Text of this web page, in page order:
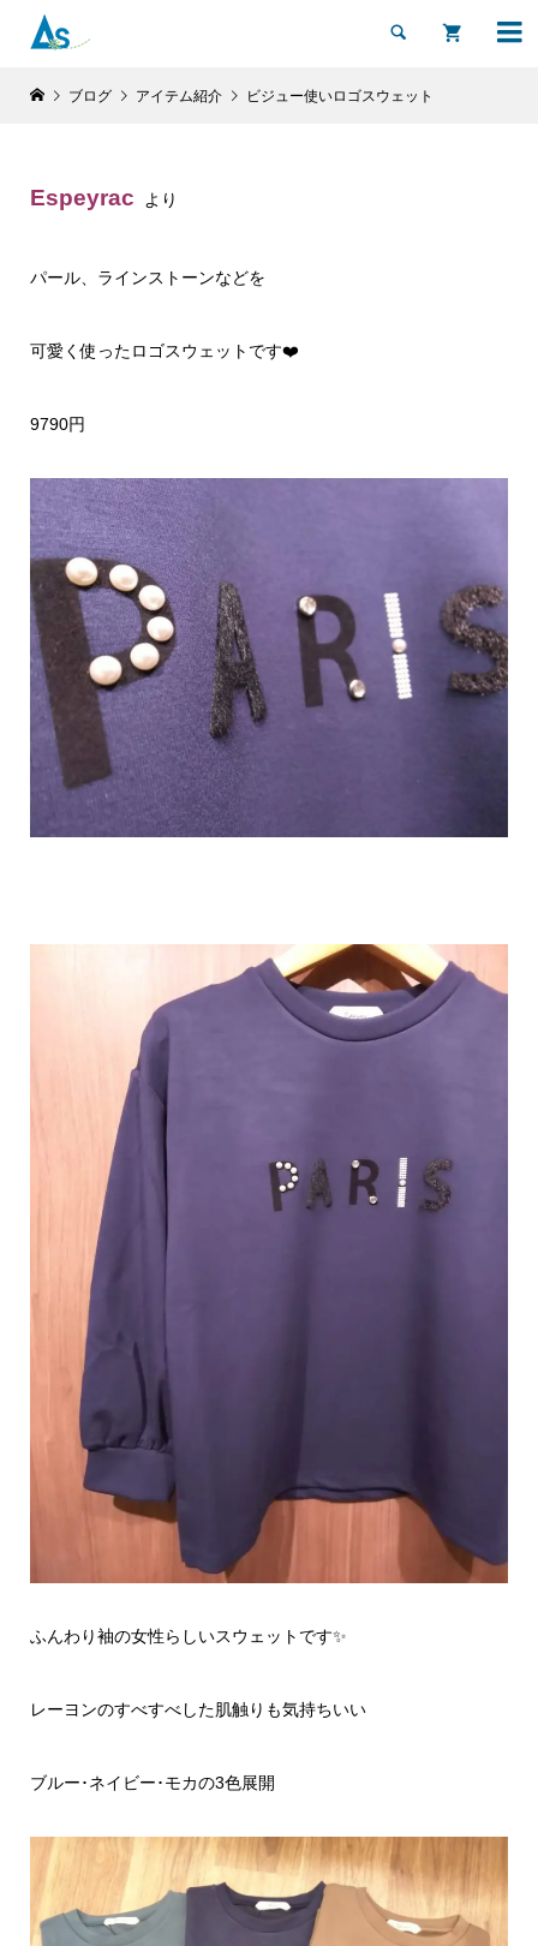
 
ブログ アイテム紹介 ビジュー使いロゴスウェット
Espeyrac より
パール、ラインストーンなどを
可愛く使ったロゴスウェットです❤️
9790円
ふんわり袖の女性らしいスウェットです✨
レーヨンのすべすべした肌触りも気持ちいい
ブルー･ネイビー･モカの3色展開